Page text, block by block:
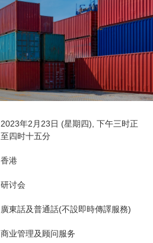
2023年2月23日 (星期四), 下午三时正
至四时十五分
香港
研讨会
廣東話及普通話(不設即時傳譯服務)
商业管理及顾问服务